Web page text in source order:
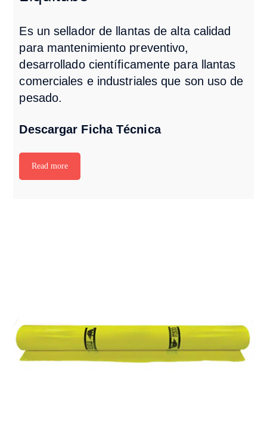
Es un sellador de llantas de alta calidad
para mantenimiento preventivo,
desarrollado científicamente para llantas
comerciales e industriales que son uso de
pesado.
Descargar Ficha Técnica
Read more